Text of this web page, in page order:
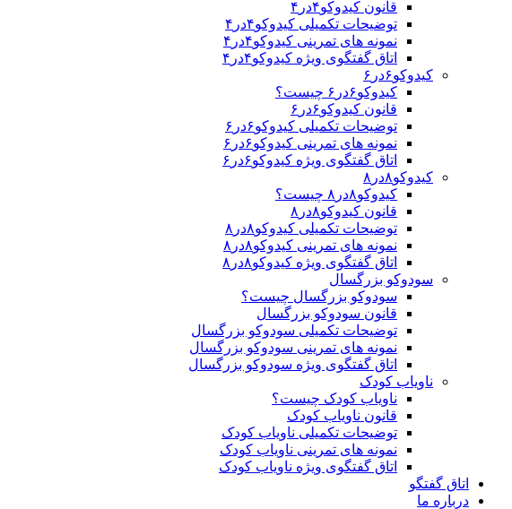
قانون کیدوکو۴در۴
توضیحات تکمیلی کیدوکو۴در۴
نمونه های تمرینی کیدوکو۴در۴
اتاق گفتگوی ویژه کیدوکو۴در۴
کیدوکو۶در۶
کیدوکو۶در۶ چیست؟
قانون کیدوکو۶در۶
توضیحات تکمیلی کیدوکو۶در۶
نمونه های تمرینی کیدوکو۶در۶
اتاق گفتگوی ویژه کیدوکو۶در۶
کیدوکو۸در۸
کیدوکو۸در۸ چیست؟
قانون کیدوکو۸در۸
توضیحات تکمیلی کیدوکو۸در۸
نمونه های تمرینی کیدوکو۸در۸
اتاق گفتگوی ویژه کیدوکو۸در۸
سودوکو بزرگسال
سودوکو بزرگسال چیست؟
قانون سودوکو بزرگسال
توضیحات تکمیلی سودوکو بزرگسال
نمونه های تمرینی سودوکو بزرگسال
اتاق گفتگوی ویژه سودوکو بزرگسال
ناویاب کودک
ناویاب کودک چیست؟
قانون ناویاب کودک
توضیحات تکمیلی ناویاب کودک
نمونه های تمرینی ناویاب کودک
اتاق گفتگوی ویژه ناویاب کودک
اتاق گفتگو
درباره ما